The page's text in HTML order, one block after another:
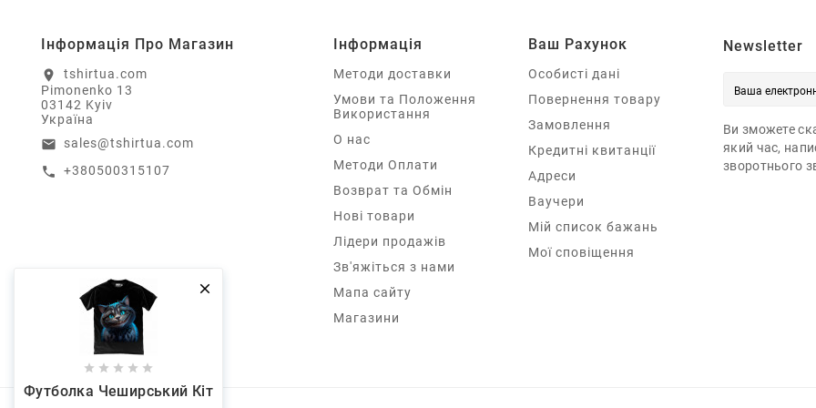

    
Футболка Чеширський Кіт
Інформація Про Магазин
location_on
tshirtua.com
Pimonenko 13
03142 Kyiv
Україна
email sales@tshirtua.com
call +380500315107
Інформація
Методи доставки
Умови та Положення
Використання
О нас
Методи Оплати
Возврат та Обмін
Нові товари
Лідери продажів
Зв'яжіться з нами
Мапа сайту
Магазини
Ваш Рахунок
Особисті дані
Повернення товару
Замовлення
Кредитні квитанції
Адреси
Ваучери
Мій список бажань
Мої сповіщення
Newsletter
Ви зможете
який час,
зворотнього